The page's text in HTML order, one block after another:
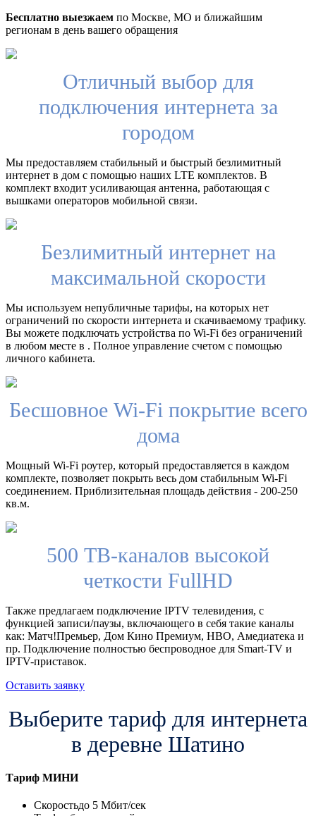
Бесплатно выезжаем по Москве, МО и ближайшим
регионам в день вашего обращения
Отличный выбор для
подключения интернета за
городом
Мы предоставляем стабильный и быстрый безлимитный
интернет в дом с помощью наших LTE комплектов. В
комплект входит усиливающая антенна, работающая с
вышками операторов мобильной связи.
Безлимитный интернет на
максимальной скорости
Мы используем непубличные тарифы, на которых нет
ограничений по скорости интернета и скачиваемому трафику.
Вы можете подключать устройства по Wi-Fi без ограничений
в любом месте в . Полное управление счетом с помощью
личного кабинета.
Бесшовное Wi-Fi покрытие всего
дома
Мощный Wi-Fi роутер, который предоставляется в каждом
комплекте, позволяет покрыть весь дом стабильным Wi-Fi
соединением. Приблизительная площадь действия - 200-250
кв.м.
500 ТВ-каналов высокой
четкости FullHD
Также предлагаем подключение IPTV телевидения, с
функцией записи/паузы, включающего в себя такие каналы
как: Матч!Премьер, Дом Кино Премиум, HBO, Амедиатека и
пр. Подключение полностью беспроводное для Smart-TV и
IPTV-приставок.
Оставить заявку
Выберите тариф для интернета
в деревне Шатино
Тариф МИНИ
Скоростьдо 5 Мбит/сек